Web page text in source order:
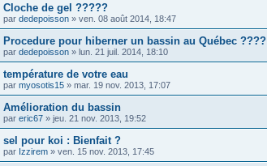
Cloche de gel ?????
par dedepoisson » ven. 08 août 2014, 18:47
Procedure pour hiberner un bassin au Québec ????
par dedepoisson » lun. 21 juil. 2014, 18:10
température de votre eau
par myosotis15 » mar. 19 nov. 2013, 17:07
Amélioration du bassin
par eric67 » jeu. 21 nov. 2013, 19:52
sel pour koi : Bienfait ?
par Izzirem » ven. 15 nov. 2013, 17:45